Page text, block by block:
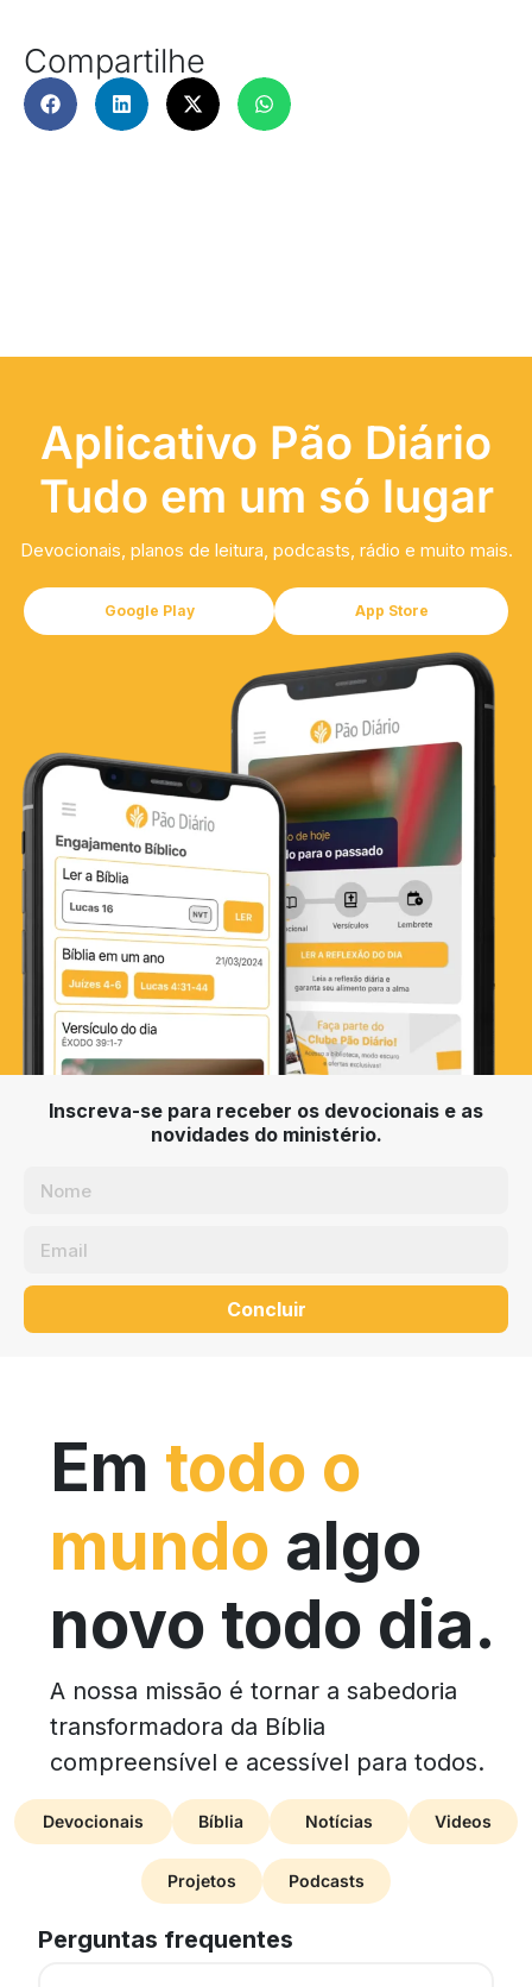
Compartilhe
Aplicativo Pão Diário
Tudo em um só lugar
Devocionais, planos de leitura, podcasts, rádio e muito mais.
Google Play App Store
Inscreva-se para receber os devocionais e as
novidades do ministério.
Concluir
Em todo o
mundo algo
novo todo dia.
A nossa missão é tornar a sabedoria
transformadora da Bíblia
compreensível e acessível para todos.
Devocionais Bíblia Notícias Videos
Projetos Podcasts
Perguntas frequentes